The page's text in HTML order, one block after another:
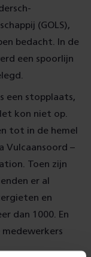
(GOLS),
bedacht. In de
een spoorlijn
een stopplaats,
kon niet op.
tot in de hemel
Vulcaansoord –
Toen zijn
er al
en
dan 1000. En